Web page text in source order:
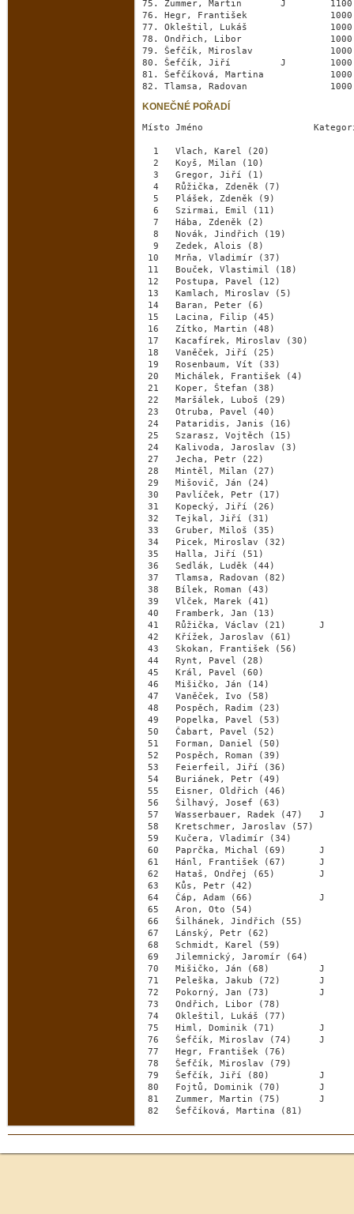
75. Zummer, Martin       J        1100
76. Hegr, František               1000
77. Okleštil, Lukáš               1000
78. Ondřich, Libor                1000
79. Šefčík, Miroslav              1000
80. Šefčík, Jiří         J        1000
81. Šefčíková, Martina            1000
KONEČNÉ POŘADÍ
Místo Jméno
1   Vlach, Karel (20)
2   Koyš, Milan (10)
3   Gregor, Jiří (1)
4   Růžička, Zdeněk (7)
5   Plášek, Zdeněk (9)
6   Szirmai, Emil (11)
7   Hába, Zdeněk (2)
8   Novák, Jindřich (19)
9   Zedek, Alois (8)
10   Mrňa, Vladimír (37)
11   Bouček, Vlastimil (18)
12   Postupa, Pavel (12)
13   Kamlach, Miroslav (5)
14   Baran, Peter (6)
15   Lacina, Filip (45)
16   Zítko, Martin (48)
17   Kacafírek, Miroslav (30)
18   Vaněček, Jiří (25)
19   Rosenbaum, Vít (33)
20   Michálek, František (4)
21   Koper, Štefan (38)
22   Maršálek, Luboš (29)
23   Otruba, Pavel (40)
24   Pataridis, Janis (16)
25   Szarasz, Vojtěch (15)
24   Kalivoda, Jaroslav (3)
27   Jecha, Petr (22)
28   Mintěl, Milan (27)
29   Mišovič, Ján (24)
30   Pavlíček, Petr (17)
31   Kopecký, Jiří (26)
32   Tejkal, Jiří (31)
33   Gruber, Miloš (35)
34   Picek, Miroslav (32)
35   Halla, Jiří (51)
36   Sedlák, Luděk (44)
37   Tlamsa, Radovan (82)
38   Bílek, Roman (43)
39   Vlček, Marek (41)
40   Framberk, Jan (13)
41   Růžička, Václav (21)      J
42   Křížek, Jaroslav (61)
43   Skokan, František (56)
44   Rynt, Pavel (28)
45   Král, Pavel (60)
46   Mišičko, Ján (14)
47   Vaněček, Ivo (58)
48   Pospěch, Radim (23)
49   Popelka, Pavel (53)
50   Čabart, Pavel (52)
51   Forman, Daniel (50)
52   Pospěch, Roman (39)
53   Feierfeil, Jiří (36)
54   Buriánek, Petr (49)
55   Eisner, Oldřich (46)
56   Šilhavý, Josef (63)
57   Wasserbauer, Radek (47)
58   Kretschmer, Jaroslav (57)
59   Kučera, Vladimír (34)
60   Paprčka, Michal (69)      J
61   Hánl, František (67)      J
62   Hataš, Ondřej (65)        J
63   Kůs, Petr (42)
64   Čáp, Adam (66)            J
65   Aron, Oto (54)
66   Šilhánek, Jindřich (55)
67   Lánský, Petr (62)
68   Schmidt, Karel (59)
69   Jilemnický, Jaromír (64)
70   Mišičko, Ján (68)         J
71   Peleška, Jakub (72)       J
72   Pokorný, Jan (73)         J
73   Ondřich, Libor (78)
74   Okleštil, Lukáš (77)
75   Himl, Dominik (71)        J
76   Šefčík, Miroslav (74)     J
77   Hegr, František (76)
78   Šefčík, Miroslav (79)
79   Šefčík, Jiří (80)         J
80   Fojtů, Dominik (70)       J
81   Zummer, Martin (75)       J